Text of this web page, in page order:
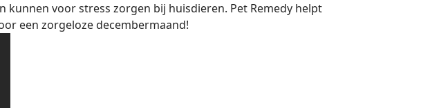
voor stress zorgen bij huisdieren. Pet Remedy helpt
een zorgeloze decembermaand!